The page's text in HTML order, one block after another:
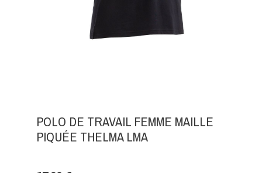
POLO DE TRAVAIL FEMME MAILLE
PIQUÉE THELMA LMA